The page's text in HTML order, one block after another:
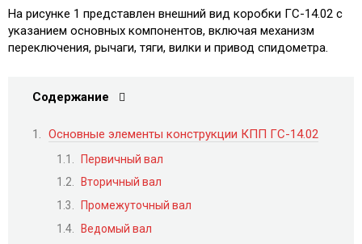
На рисунке 1 представлен внешний вид коробки ГС-14.02 с
указанием основных компонентов, включая механизм
переключения, рычаги, тяги, вилки и привод спидометра.
Содержание
Основные элементы конструкции КПП ГС-14.02
Первичный вал
Вторичный вал
Промежуточный вал
Ведомый вал